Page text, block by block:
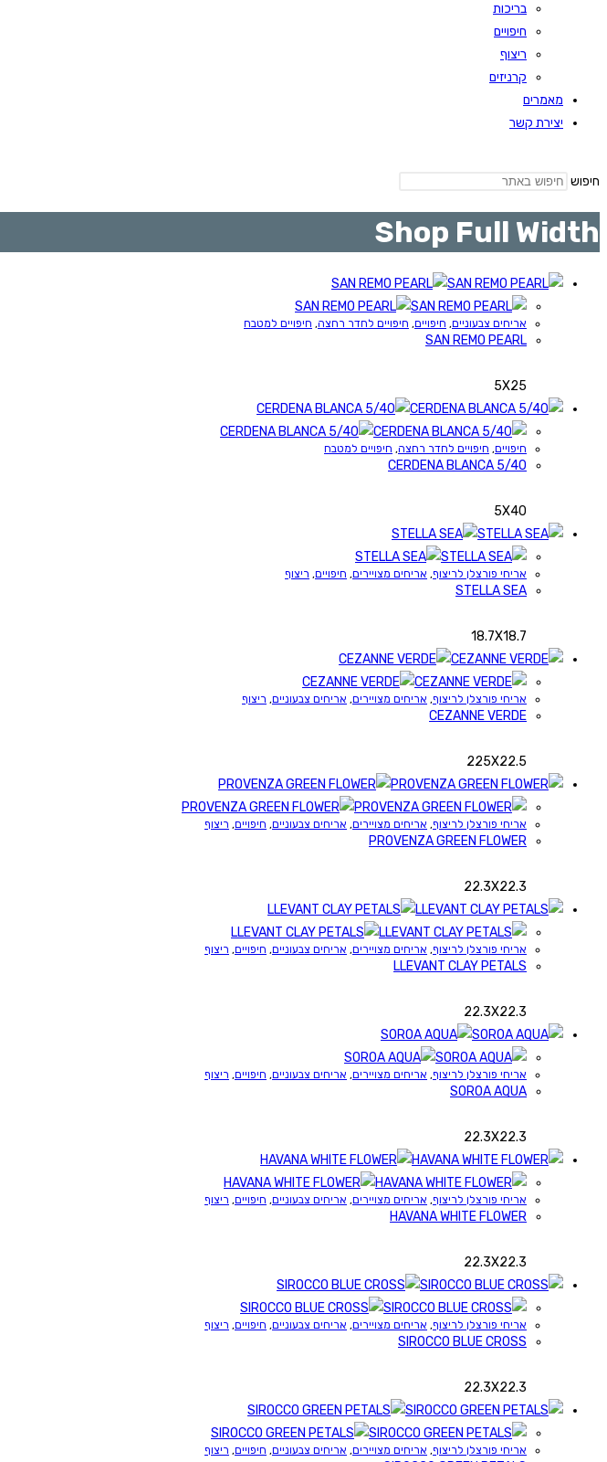
בריכות
חיפויים
ריצוף
קרניזים
מאמרים
יצירת קשר
חיפוש
Shop Full Width
אריחים צבעוניים, חיפויים, חיפויים לחדר רחצה, חיפויים למטבח
SAN REMO PEARL
5X25
חיפויים, חיפויים לחדר רחצה, חיפויים למטבח
5/40 CERDENA BLANCA
5X40
אריחי פורצלן לריצוף, אריחים מצויירים, חיפויים, ריצוף
STELLA SEA
18.7X18.7
אריחי פורצלן לריצוף, אריחים מצויירים, אריחים צבעוניים, ריצוף
CEZANNE VERDE
225X22.5
אריחי פורצלן לריצוף, אריחים מצויירים, אריחים צבעוניים, חיפויים, ריצוף
PROVENZA GREEN FLOWER
22.3X22.3
אריחי פורצלן לריצוף, אריחים מצויירים, אריחים צבעוניים, חיפויים, ריצוף
LLEVANT CLAY PETALS
22.3X22.3
אריחי פורצלן לריצוף, אריחים מצויירים, אריחים צבעוניים, חיפויים, ריצוף
SOROA AQUA
22.3X22.3
אריחי פורצלן לריצוף, אריחים מצויירים, אריחים צבעוניים, חיפויים, ריצוף
HAVANA WHITE FLOWER
22.3X22.3
אריחי פורצלן לריצוף, אריחים מצויירים, אריחים צבעוניים, חיפויים, ריצוף
SIROCCO BLUE CROSS
22.3X22.3
אריחי פורצלן לריצוף, אריחים מצויירים, אריחים צבעוניים, חיפויים, ריצוף